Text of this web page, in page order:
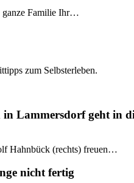
ganze Familie Ihr…
zum Selbsterleben.
Lammersdorf geht in
Hahnbück (rechts) freuen…
nicht fertig